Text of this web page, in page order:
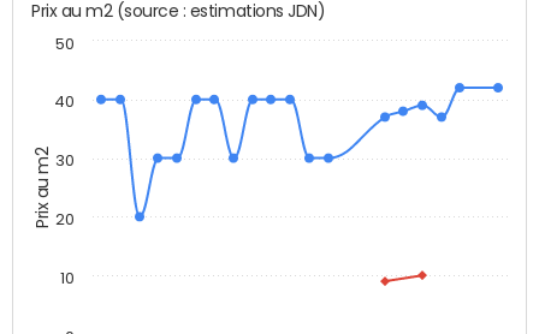
Prix au m2
Prix au m2 (source : estimations JDN)
10
20
30
40
50